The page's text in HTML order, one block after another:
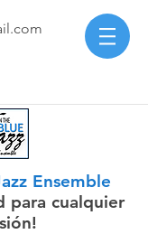
Ensemble
para cualquier